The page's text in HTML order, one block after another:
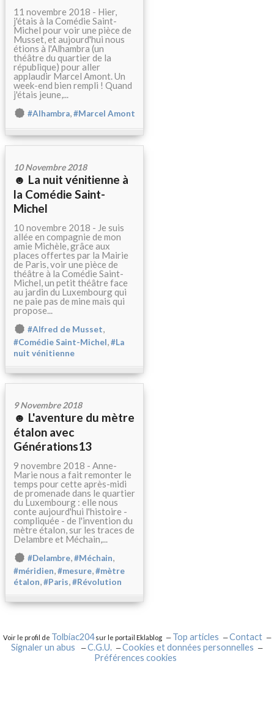
11 novembre 2018 - Hier,
j'étais à la Comédie Saint-
Michel pour voir une pièce de
Musset, et aujourd'hui nous
étions à l'Alhambra (un
théâtre du quartier de la
république) pour aller
applaudir Marcel Amont. Un
week-end bien rempli ! Quand
j'étais jeune,...
#Alhambra,#Marcel Amont
10 Novembre 2018
☻ La nuit vénitienne à
la Comédie Saint-
Michel
10 novembre 2018 - Je suis
allée en compagnie de mon
amie Michèle, grâce aux
places offertes par la Mairie
de Paris, voir une pièce de
théâtre à la Comédie Saint-
Michel, un petit théâtre face
au jardin du Luxembourg qui
ne paie pas de mine mais qui
propose...
#Alfred de Musset,
#Comédie Saint-Michel,#La
nuit vénitienne
9 Novembre 2018
☻ L'aventure du mètre
étalon avec
Générations13
9 novembre 2018 - Anne-
Marie nous a fait remonter le
temps pour cette après-midi
de promenade dans le quartier
du Luxembourg : elle nous
conte aujourd'hui l'histoire -
compliquée - de l'invention du
mètre étalon, sur les traces de
Delambre et Méchain,...
#Delambre,#Méchain,
#méridien,#mesure,#mètre
étalon,#Paris,#Révolution
Voir le profil de Tolbiac204sur le portail Eklablog Top articles
Contact
Signaler un abus
C.G.U.
Cookies et données personnelles
Préférences cookies